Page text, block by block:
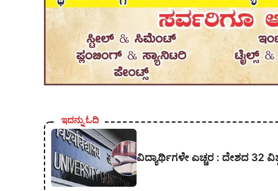
ಇದನ್ನು ಓದಿ
ವಿದ್ಯಾರ್ಥಿಗಳೇ ಎಚ್ಚರ : ದೇಶದ 32